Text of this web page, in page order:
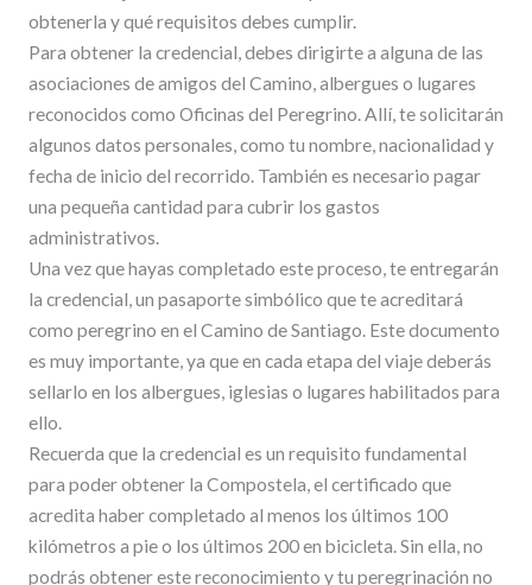
obtenerla y qué requisitos debes cumplir.
Para obtener la credencial, debes dirigirte a alguna de las
asociaciones de amigos del Camino, albergues o lugares
reconocidos como Oficinas del Peregrino. Allí, te solicitarán
algunos datos personales, como tu nombre, nacionalidad y
fecha de inicio del recorrido. También es necesario pagar
una pequeña cantidad para cubrir los gastos
administrativos.
Una vez que hayas completado este proceso, te entregarán
la credencial, un pasaporte simbólico que te acreditará
como peregrino en el Camino de Santiago. Este documento
es muy importante, ya que en cada etapa del viaje deberás
sellarlo en los albergues, iglesias o lugares habilitados para
ello.
Recuerda que la credencial es un requisito fundamental
para poder obtener la Compostela, el certificado que
acredita haber completado al menos los últimos 100
kilómetros a pie o los últimos 200 en bicicleta. Sin ella, no
podrás obtener este reconocimiento y tu peregrinación no